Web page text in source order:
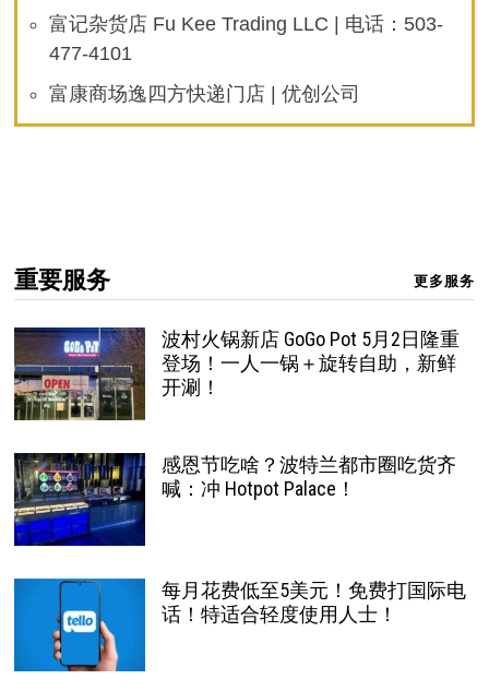
富记杂货店 Fu Kee Trading LLC | 电话：503-
477-4101
富康商场逸四方快递门店 | 优创公司
重要服务 更多服务
波村火锅新店 GoGo Pot 5月2日隆重
登场！一人一锅＋旋转自助，新鲜
开涮！
感恩节吃啥？波特兰都市圈吃货齐
喊：冲 Hotpot Palace！
每月花费低至5美元！免费打国际电
话！特适合轻度使用人士！